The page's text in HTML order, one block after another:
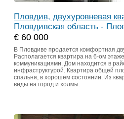
Пловдив, двухуровневая
Пловдивская область -
€ 60 000
В Пловдиве продается комфортная
Располагается квартира на 6-ом
коммуникациями. Дом находится в
инфраструктурой. Квартира общей
спальня, в хорошем состоянии. Из
виды на город и холмы.